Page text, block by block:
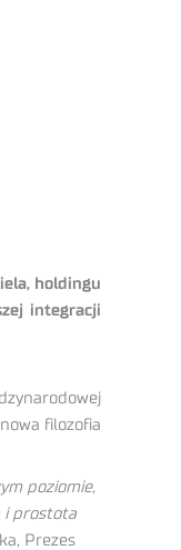
holdingu
integracji
filozofia
poziomie,
i prostota
Prezes